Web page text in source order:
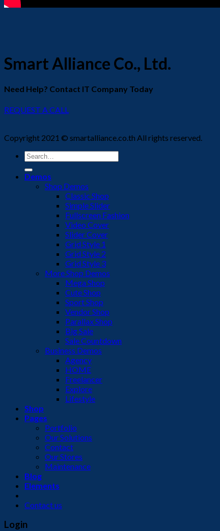
Smart Alliance Co., Ltd.
Need Help? Contact IT Company Today
REQUEST A CALL
Copyright 2021 © smartalliance.co.th All rights reserved.
Search
for:
Demos
Shop Demos
Classic Shop
Simple Slider
Fullscreen Fashion
Video Cover
Slider Cover
Grid Style 1
Grid Style 2
Grid Style 3
More Shop Demos
Mega Shop
Cute Shop
Sport Shop
Vendor Shop
Parallax Shop
Big Sale
Sale Countdown
Business Demos
Agency
HOME
Freelancer
Explore
Lifestyle
Shop
Pages
Portfolio
Our Solutions
Contact
Our Stores
Maintenance
Blog
Elements
Contact us
Login